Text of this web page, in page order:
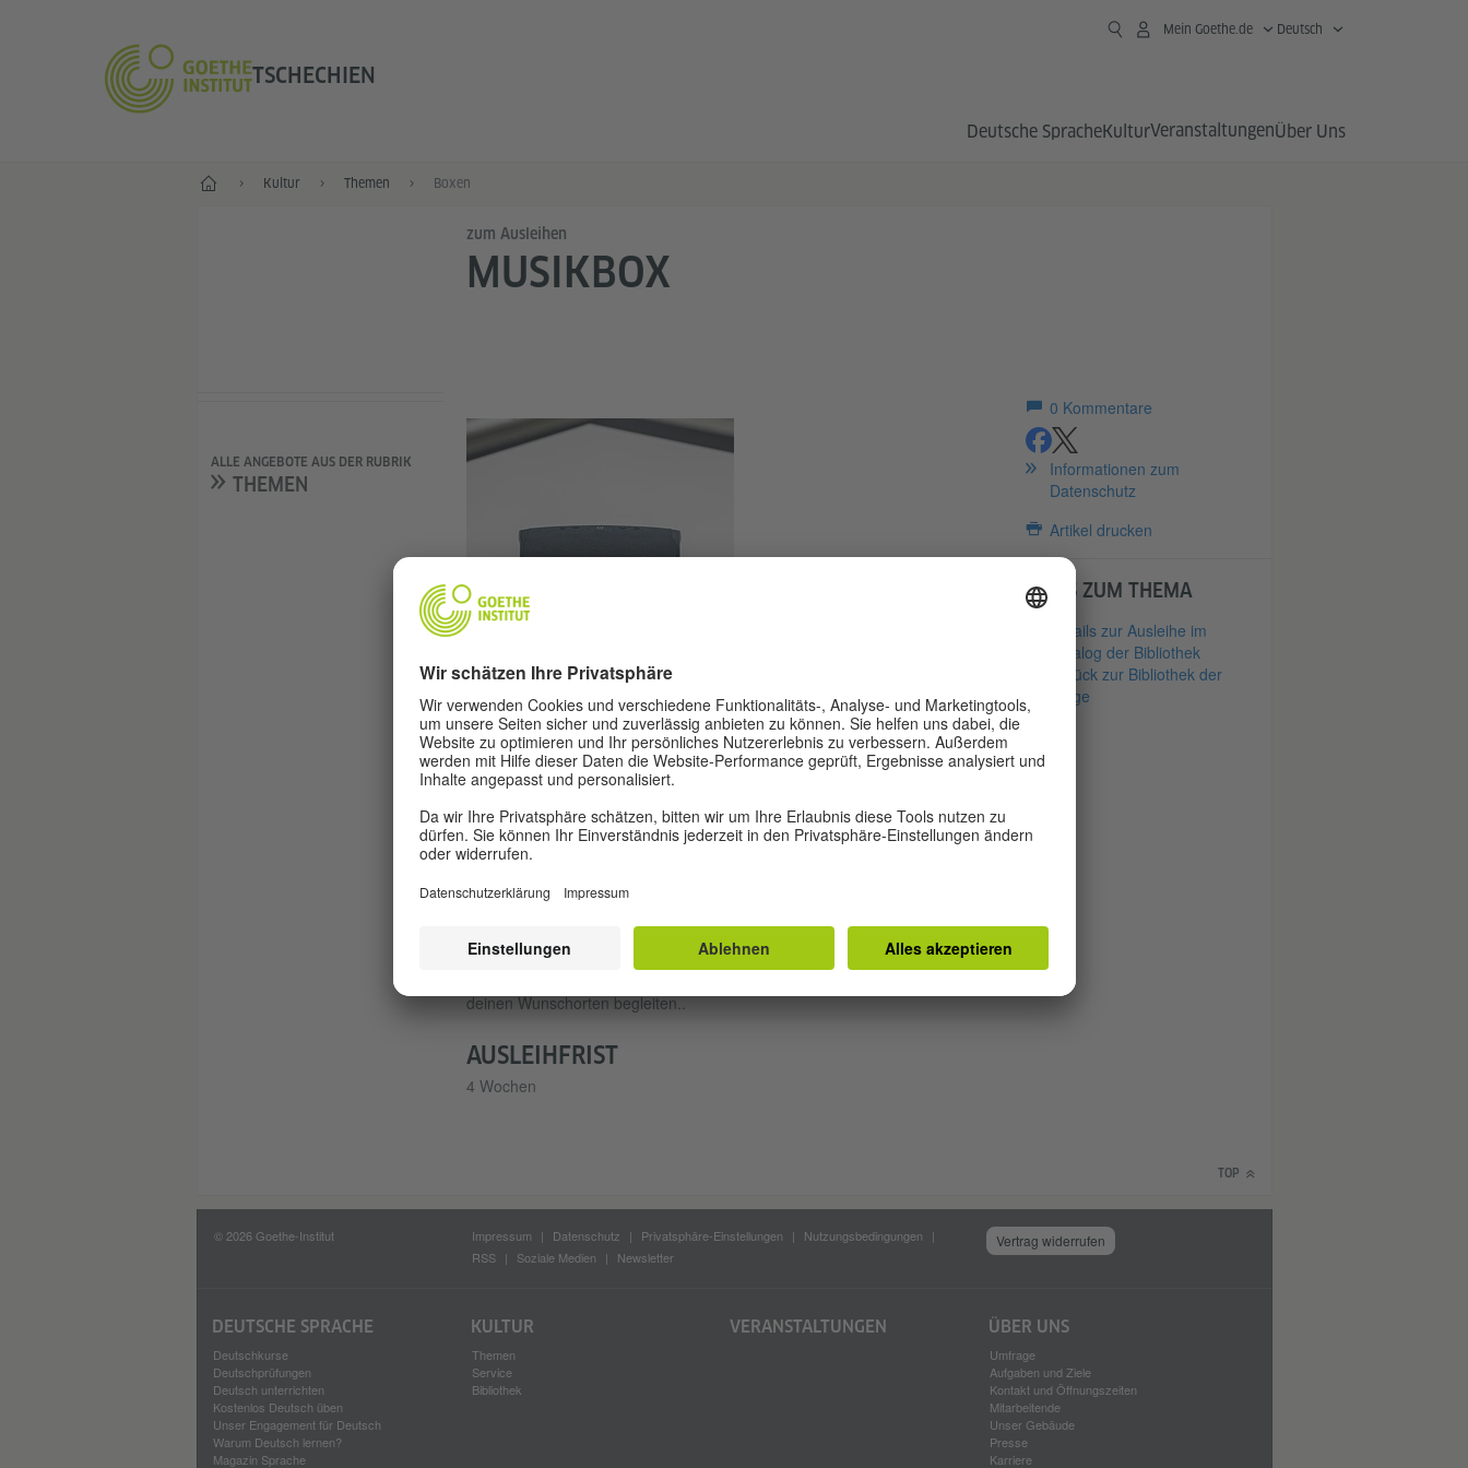
TSCHECHIEN
Mein Goethe.de Deutsch
Deutsche SpracheKulturVeranstaltungenÜber Uns
Start Kultur Themen Boxen
ALLE ANGEBOTE AUS DER RUBRIK
THEMEN
zum Ausleihen
MUSIKBOX
© PETR MACHAN / GOETHE-INSTITUT
#BIBLIOTHEKDERDINGE
#MUSIK
Tragbare Musikboxen ermöglichen dir ein optimales Hörvergnügen. Ob im
Park, am Moldauufer, auf dem Sportplatz oder auf dem Gartenfest, diese
Bluetooth-Musikbox ermöglicht dir – kabellos (!) und in jeder Lebenslage –
deine Lieblingsmusik qualitativ hochwertig abzuspielen.
NUTZUNGSHINWEISE
Dank der eingebauten wieder aufladbaren Akkus ermöglichen dir die Boxen
bis zu 10 Stunden ununterbrochenen Musikgenuss.
deinen Wunschorten begleiten..
AUSLEIHFRIST
4 Wochen
0 Kommentare
teilenteilen
Informationen zum
Datenschutz
Artikel drucken
LINKS ZUM THEMA
Details zur Ausleihe im
Katalog der Bibliothek
Zurück zur Bibliothek der
Dinge
TOP
© 2026 Goethe-Institut Impressum Datenschutz Privatsphäre-Einstellungen
Nutzungsbedingungen
RSS
Soziale Medien Newsletter
Vertrag widerrufen
DEUTSCHE SPRACHE
Deutschkurse
Deutschprüfungen
Deutsch unterrichten
Kostenlos Deutsch üben
Unser Engagement für Deutsch
Warum Deutsch lernen?
Magazin Sprache
KULTUR
Themen
Service
Bibliothek
VERANSTALTUNGEN ÜBER UNS
Umfrage
Aufgaben und Ziele
Kontakt und Öffnungszeiten
Mitarbeitende
Unser Gebäude
Presse
Karriere